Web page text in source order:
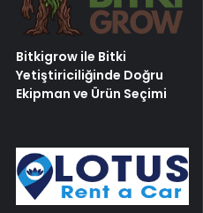
Bitkigrow ile Bitki
Yetiştiriciliğinde Doğru
Ekipman ve Ürün Seçimi